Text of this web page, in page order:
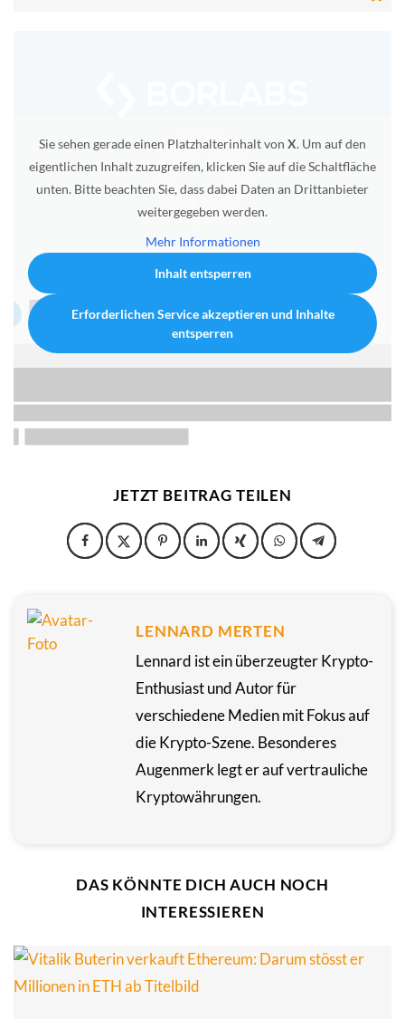
Sie sehen gerade einen Platzhalterinhalt von X. Um auf den
eigentlichen Inhalt zuzugreifen, klicken Sie auf die Schaltfläche
unten. Bitte beachten Sie, dass dabei Daten an Drittanbieter
weitergegeben werden.
Mehr Informationen
Inhalt entsperren
Erforderlichen Service akzeptieren und Inhalte
entsperren
JETZT BEITRAG TEILEN
LENNARD MERTEN
Lennard ist ein überzeugter Krypto-
Enthusiast und Autor für
verschiedene Medien mit Fokus auf
die Krypto-Szene. Besonderes
Augenmerk legt er auf vertrauliche
Kryptowährungen.
DAS KÖNNTE DICH AUCH NOCH
INTERESSIEREN